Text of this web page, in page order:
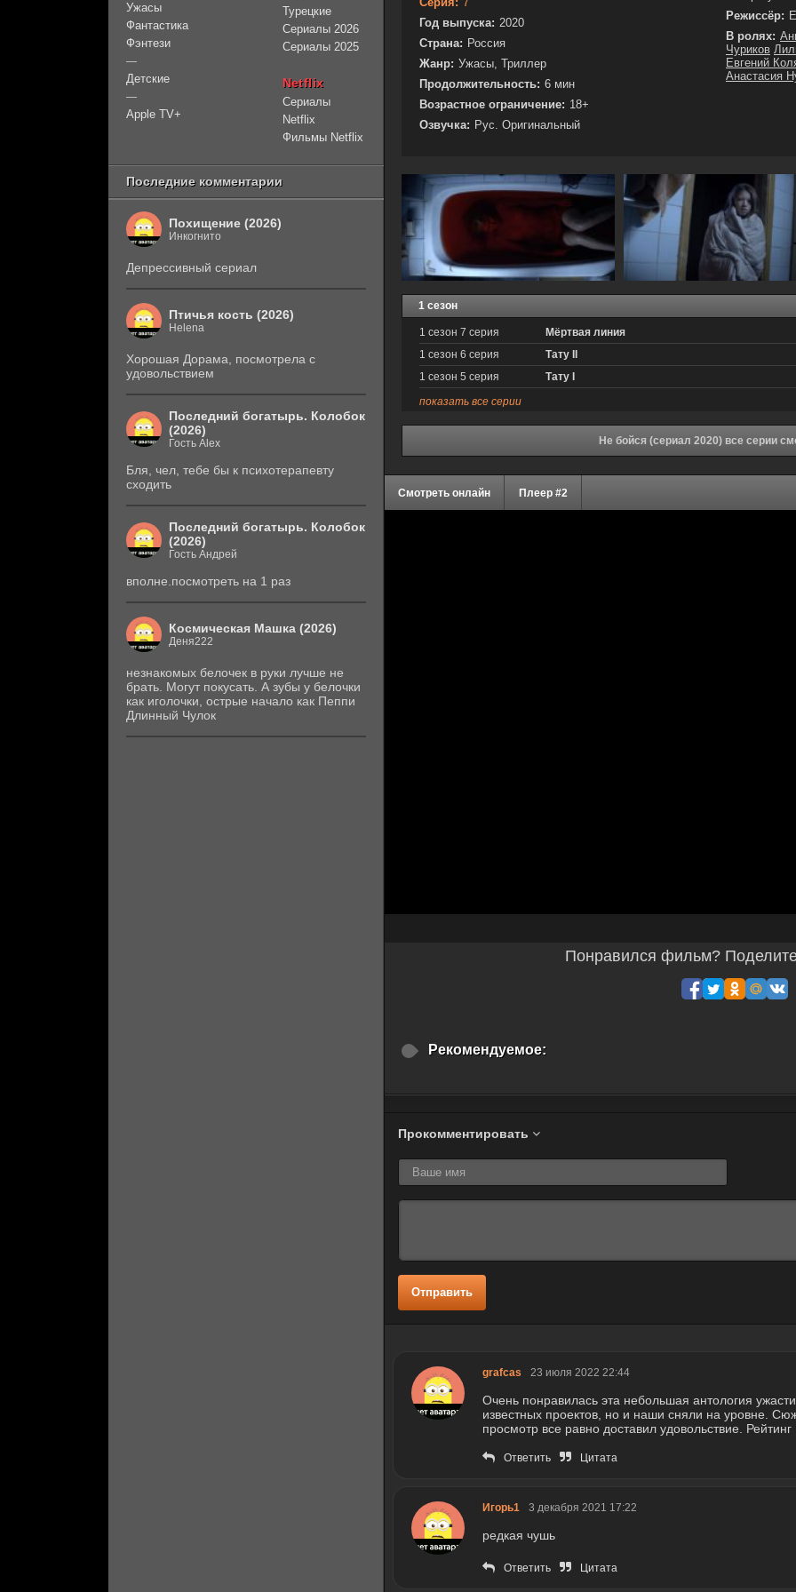
Год выпуска: 2020
Страна: Россия
Жанр: Ужасы, Триллер
Продолжительность: 6 мин
Возрастное ограничение: 18+
Озвучка: Рус. Оригинальный
Режиссёр:
В ролях:
Чуриков
Евгений
Анастасия
1 сезон
1 сезон 7 серия Мёртвая линия
1 сезон 6 серия
Тату II
1 сезон 5 серия
Тату I
показать все серии
Не бойся (сериал 2020) все серии
Смотреть онлайн Плеер #2
Понравился фильм?
Рекомендуемое:
Прокомментировать
Отправить
grafcas 23 июля 2022 22:44
Очень понравилась эта небольшая антология
известных проектов, но и наши сняли на уровне.
просмотр все равно доставил удовольствие.
Ответить Цитата
Игорь1 3 декабря 2021 17:22
редкая чушь
Ответить Цитата
Ужасы
Фантастика
Фэнтези
—
Детские
—
Apple TV+
Турецкие
Сериалы 2026
Сериалы 2025
Netflix
Сериалы
Netflix
Фильмы Netflix
Последние комментарии
Похищение (2026)
Инкогнито
Депрессивный сериал
Птичья кость (2026)
Helena
Хорошая Дорама, посмотрела с
удовольствием
Последний богатырь. Колобок
(2026)
Гость Alex
Бля, чел, тебе бы к психотерапевту
сходить
Последний богатырь. Колобок
(2026)
Гость Андрей
вполне.посмотреть на 1 раз
Космическая Машка (2026)
Деня222
незнакомых белочек в руки лучше не
брать. Могут покусать. А зубы у белочки
как иголочки, острые начало как Пеппи
Длинный Чулок